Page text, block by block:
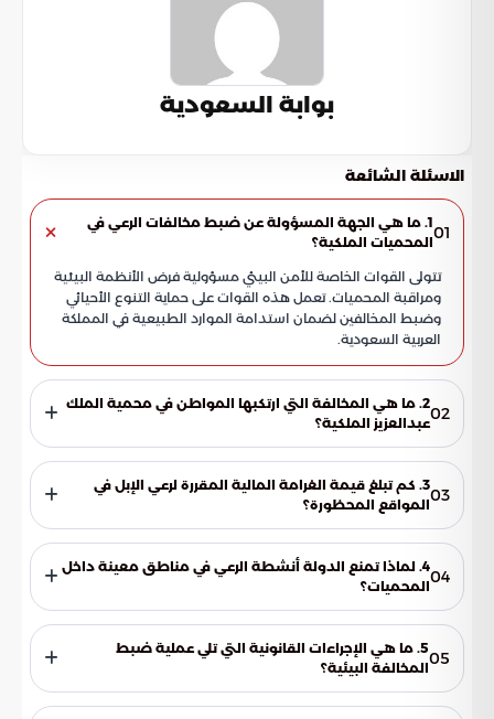
بوابة السعودية
الاسئلة الشائعة
01 1. ما هي الجهة المسؤولة عن ضبط مخالفات الرعي في
المحميات الملكية؟
تتولى القوات الخاصة للأمن البيئي مسؤولية فرض الأنظمة البيئية
ومراقبة المحميات. تعمل هذه القوات على حماية التنوع الأحيائي
وضبط المخالفين لضمان استدامة الموارد الطبيعية في المملكة
العربية السعودية.
02 2. ما هي المخالفة التي ارتكبها المواطن في محمية الملك
عبدالعزيز الملكية؟
قام المواطن بممارسة الرعي الجائر من خلال إدخال (50) متناً من
الإبل إلى حدود المحمية. وقد تم رصد هذه المخالفة في مواقع غير
مخصصة للرعي، مما استوجب إيقافه واتخاذ الإجراءات النظامية03 3. كم تبلغ قيمة الغرامة المالية المقررة لرعي الإبل في
المواقع المحظورة؟
وفقاً للوائح التنفيذية لنظام البيئة، تفرض غرامة مالية قدرها 500
ريال سعودي عن كل متن واحد من الإبل يتم ضبطه. في هذه
الحالة، وبما أن العدد (50) متناً، فإن إجمالي الغرامة المقدرة يصل
04 4. لماذا تمنع الدولة أنشطة الرعي في مناطق معينة داخل
المحميات؟
تمنع هذه الأنشطة لحماية الغطاء النباتي من التدهور والاندثار
نتيجة الرعي الجائر. تهدف هذه الإجراءات إلى الحفاظ على التوازن
الطبيعي وضمان نمو النباتات المحلية، مما يدعم التنوع الأحيائي05 5. ما هي الإجراءات القانونية التي تلي عملية ضبط
المخالفة البيئية؟
بعد رصد المخالفة، تقوم الجهات المختصة باستكمال الإجراءات